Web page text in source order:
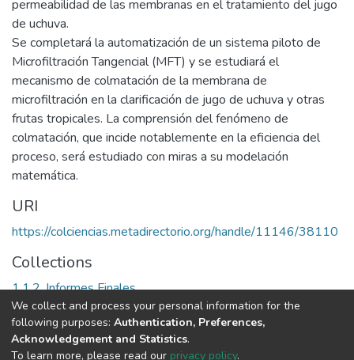
permeabilidad de las membranas en el tratamiento del jugo
de uchuva.
Se completará la automatización de un sistema piloto de
Microfiltración Tangencial (MFT) y se estudiará el
mecanismo de colmatación de la membrana de
microfiltración en la clarificación de jugo de uchuva y otras
frutas tropicales. La comprensión del fenómeno de
colmatación, que incide notablemente en la eficiencia del
proceso, será estudiado con miras a su modelación
matemática.
URI
https://colciencias.metadirectorio.org/handle/11146/38110
Collections
1.1.2. Informes Finales
Full item page
We collect and process your personal information for the
following purposes: Authentication, Preferences,
Acknowledgement and Statistics.
To learn more, please read our privacy policy.